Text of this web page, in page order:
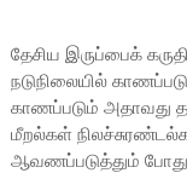
தேசிய இருப்பைக்
நடுநிலையில்
காணப்படும் அதாவது
மீறல்கள்
ஆவணப்படுத்தும் போது